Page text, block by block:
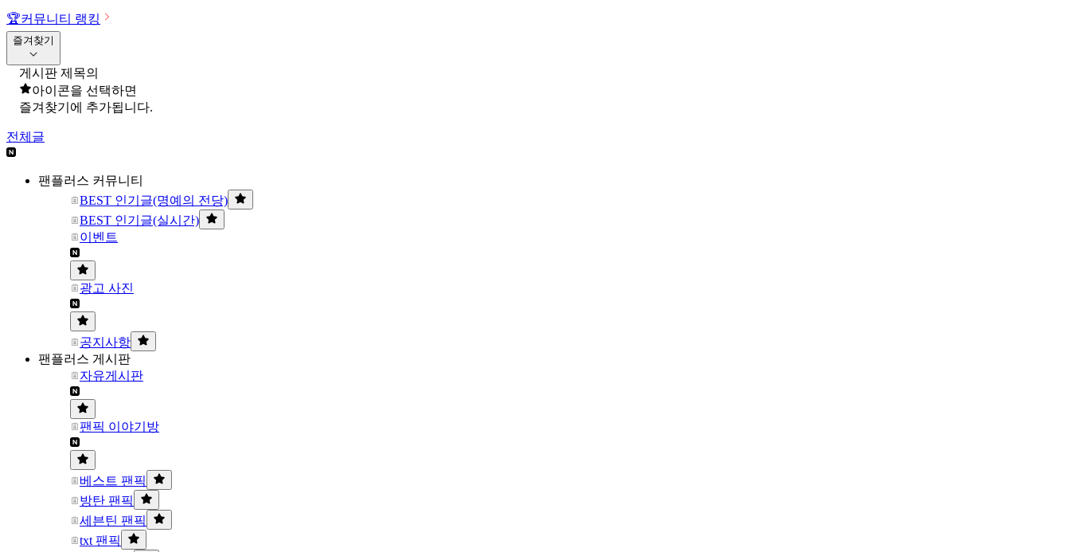
🏆커뮤니티 랭킹
즐겨찾기
게시판 제목의
아이콘을 선택하면
즐겨찾기에 추가됩니다.
전체글
팬플러스 커뮤니티
BEST 인기글(명예의 전당)
BEST 인기글(실시간)
이벤트
광고 사진
공지사항
팬플러스 게시판
자유게시판
팬픽 이야기방
베스트 팬픽
방탄 팬픽
세븐틴 팬픽
txt 팬픽